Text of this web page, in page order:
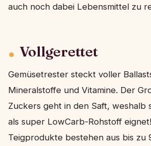
auch noch dabei Lebensmittel zu
Vollgerettet
Gemüsetrester steckt voller
Mineralstoffe und Vitamine. Der
Zuckers geht in den Saft, weshalb
als super LowCarb-Rohstoff
Teigprodukte bestehen aus bis zu